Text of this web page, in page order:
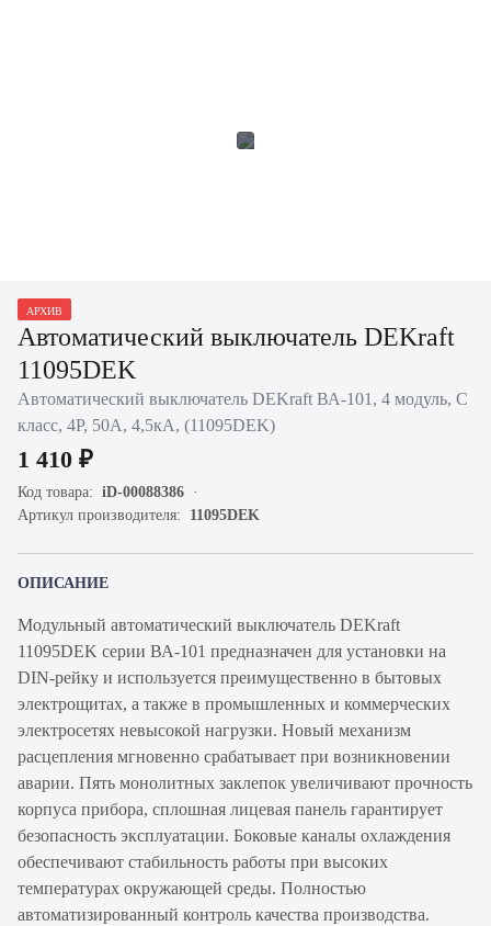
АРХИВ
Автоматический выключатель DEKraft
11095DEK
Автоматический выключатель DEKraft ВА-101, 4 модуль, C
класс, 4P, 50А, 4,5кА, (11095DEK)
1 410 ₽
Код товара: iD-00088386
Артикул производителя: 11095DEK
ОПИСАНИЕ
Модульный автоматический выключатель DEKraft
11095DEK серии ВА-101 предназначен для установки на
DIN-рейку и используется преимущественно в бытовых
электрощитах, а также в промышленных и коммерческих
электросетях невысокой нагрузки. Новый механизм
расцепления мгновенно срабатывает при возникновении
аварии. Пять монолитных заклепок увеличивают прочность
корпуса прибора, сплошная лицевая панель гарантирует
безопасность эксплуатации. Боковые каналы охлаждения
обеспечивают стабильность работы при высоких
температурах окружающей среды. Полностью
автоматизированный контроль качества производства.